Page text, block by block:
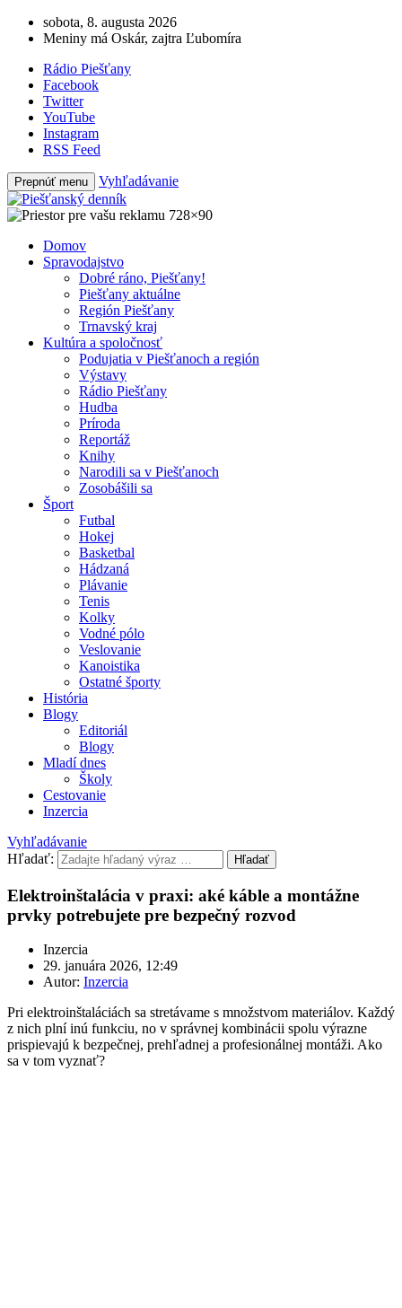
sobota, 8. augusta 2026
Meniny má Oskár, zajtra Ľubomíra
Rádio Piešťany
Facebook
Twitter
YouTube
Instagram
RSS Feed
Prepnúť menu Vyhľadávanie
Domov
Spravodajstvo
Dobré ráno, Piešťany!
Piešťany aktuálne
Región Piešťany
Trnavský kraj
Kultúra a spoločnosť
Podujatia v Piešťanoch a región
Výstavy
Rádio Piešťany
Hudba
Príroda
Reportáž
Knihy
Narodili sa v Piešťanoch
Zosobášili sa
Šport
Futbal
Hokej
Basketbal
Hádzaná
Plávanie
Tenis
Kolky
Vodné pólo
Veslovanie
Kanoistika
Ostatné športy
História
Blogy
Editoriál
Blogy
Mladí dnes
Školy
Cestovanie
Inzercia
Vyhľadávanie
Hľadať:
Hľadať
Elektroinštalácia v praxi: aké káble a montážne
prvky potrebujete pre bezpečný rozvod
Inzercia
29. januára 2026, 12:49
Autor: Inzercia
Pri elektroinštaláciách sa stretávame s množstvom materiálov. Každý
z nich plní inú funkciu, no v správnej kombinácii spolu výrazne
prispievajú k bezpečnej, prehľadnej a profesionálnej montáži. Ako
sa v tom vyznať?